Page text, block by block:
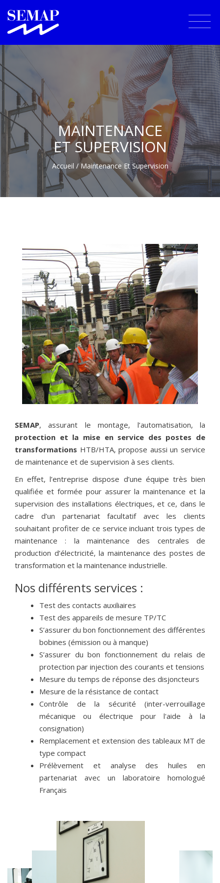
MAINTENANCE
ET SUPERVISION
Accueil / Maintenance Et Supervision
PARTENAIRES
Ils nous ont fait confiance.
SEMAP, assurant le montage, l’automatisation, la
protection et la mise en service des postes de
transformations HTB/HTA, propose aussi un service
de maintenance et de supervision à ses clients.
En effet, l’entreprise dispose d’une équipe très bien
qualifiée et formée pour assurer la maintenance et la
supervision des installations électriques, et ce, dans le
cadre d’un partenariat facultatif avec les clients
souhaitant profiter de ce service incluant trois types de
maintenance : la maintenance des centrales de
production d’électricité, la maintenance des postes de
transformation et la maintenance industrielle.
Nos différents services :
Test des contacts auxiliaires
Test des appareils de mesure TP/TC
S’assurer du bon fonctionnement des différentes
bobines (émission ou à manque)
S’assurer du bon fonctionnement du relais de
protection par injection des courants et tensions
Mesure du temps de réponse des disjoncteurs
Mesure de la résistance de contact
Contrôle de la sécurité (inter-verrouillage
mécanique ou électrique pour l'aide à la
consignation)
Remplacement et extension des tableaux MT de
type compact
Prélèvement et analyse des huiles en
partenariat avec un laboratoire homologué
Français